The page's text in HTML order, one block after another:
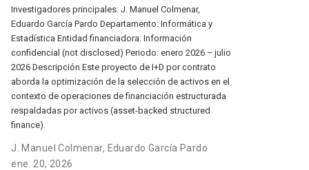
Investigadores principales: J. Manuel Colmenar,
Eduardo García Pardo Departamento: Informática y
Estadística Entidad financiadora: Información
confidencial (not disclosed) Periodo: enero 2026 – julio
2026 Descripción Este proyecto de I+D por contrato
aborda la optimización de la selección de activos en el
contexto de operaciones de financiación estructurada
respaldadas por activos (asset-backed structured
finance).
J. Manuel Colmenar, Eduardo García Pardo
ene. 20, 2026